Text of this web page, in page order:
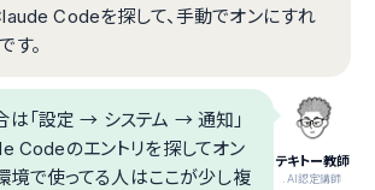
Codeを探して、手動でオンにすれ
す。
テキトー教師
.AI認定講師
「設定 → システム → 通知」
Codeのエントリを探してオン
境で使ってる人はここが少し複